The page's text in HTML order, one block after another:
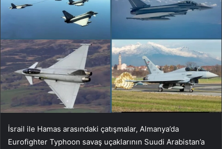
İsrail ile Hamas arasındaki çatışmalar, Almanya’da
Eurofighter Typhoon savaş uçaklarının Suudi Arabistan’a